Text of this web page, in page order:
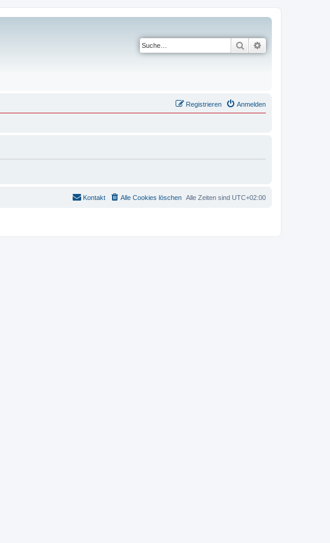
Suche
Anmelden
Registrieren
Alle Zeiten sind UTC+02:00
Alle Cookies löschen
Kontakt